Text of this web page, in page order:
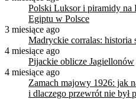
Polski Luksor i piramidy na
Egiptu w Polsce
3 miesiące ago
Madryckie corralas: historia
4 miesiące ago
Pijackie oblicze Jagiellonów
4 miesiące ago
Zamach majowy 1926: jak
i dlaczego przewrót nie był